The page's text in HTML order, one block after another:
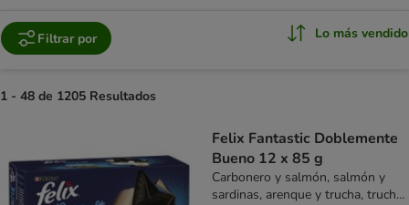
Filtrar por Lo más vendido
1 - 48 de 1205 Resultados
Felix Fantastic Doblemente
Bueno 12 x 85 g
Carbonero y salmón, salmón y
sardinas, arenque y trucha, trucha